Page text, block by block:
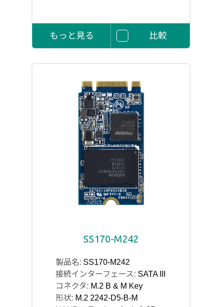
もっと見る 比較
SS170-M242
製品名: SS170-M242
接続インターフェース: SATA III
コネクタ: M.2 B & M Key
形状: M.2 2242-D5-B-M